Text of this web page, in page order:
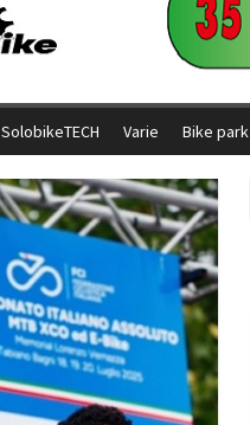
SolobikeTECH Varie Bike park